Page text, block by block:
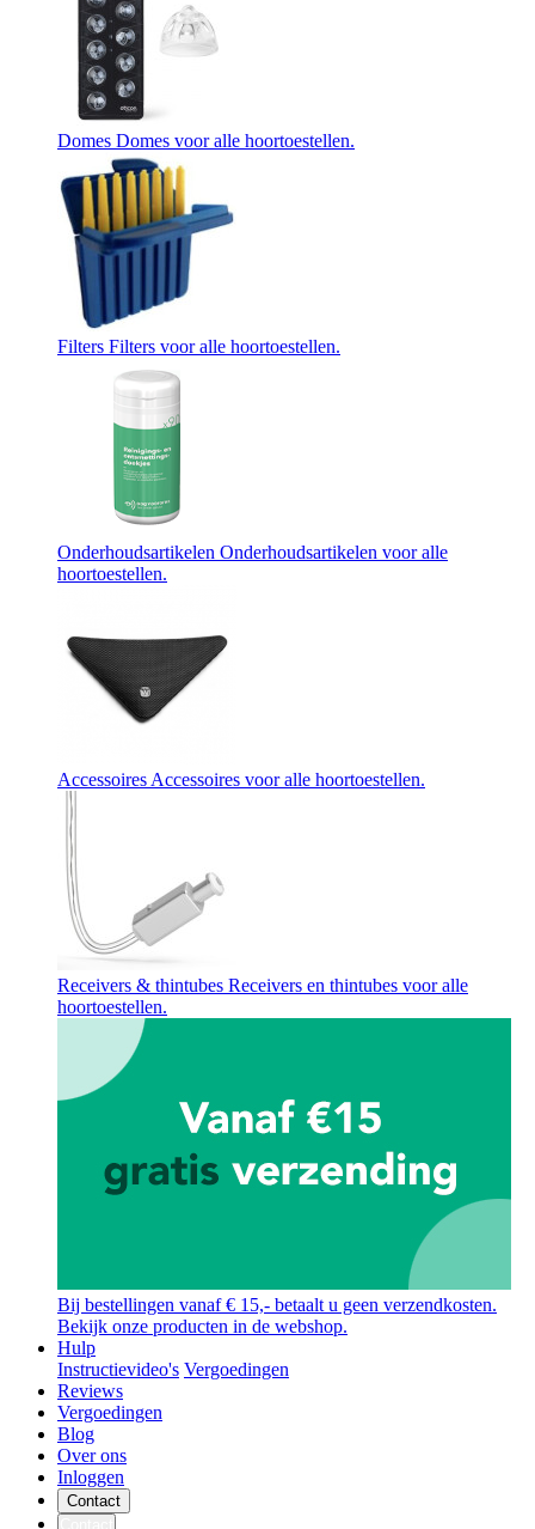
Domes Domes voor alle hoortoestellen.
Filters Filters voor alle hoortoestellen.
Onderhoudsartikelen Onderhoudsartikelen voor alle
hoortoestellen.
AccessoiresAccessoires voor alle hoortoestellen.
Receivers & thintubes Receivers en thintubes voor alle
hoortoestellen.
Bij bestellingen vanaf € 15,- betaalt u geen verzendkosten.
Bekijk onze producten in de webshop.
Hulp
Instructievideo's Vergoedingen
Reviews
Vergoedingen
Blog
Over ons
Inloggen
Contact